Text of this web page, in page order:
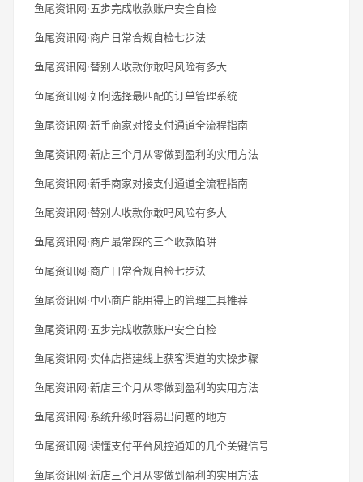
鱼尾资讯网·五步完成收款账户安全自检
鱼尾资讯网·商户日常合规自检七步法
鱼尾资讯网·替别人收款你敢吗风险有多大
鱼尾资讯网·如何选择最匹配的订单管理系统
鱼尾资讯网·新手商家对接支付通道全流程指南
鱼尾资讯网·新店三个月从零做到盈利的实用方法
鱼尾资讯网·新手商家对接支付通道全流程指南
鱼尾资讯网·替别人收款你敢吗风险有多大
鱼尾资讯网·商户最常踩的三个收款陷阱
鱼尾资讯网·商户日常合规自检七步法
鱼尾资讯网·中小商户能用得上的管理工具推荐
鱼尾资讯网·五步完成收款账户安全自检
鱼尾资讯网·实体店搭建线上获客渠道的实操步骤
鱼尾资讯网·新店三个月从零做到盈利的实用方法
鱼尾资讯网·系统升级时容易出问题的地方
鱼尾资讯网·读懂支付平台风控通知的几个关键信号
鱼尾资讯网·新店三个月从零做到盈利的实用方法